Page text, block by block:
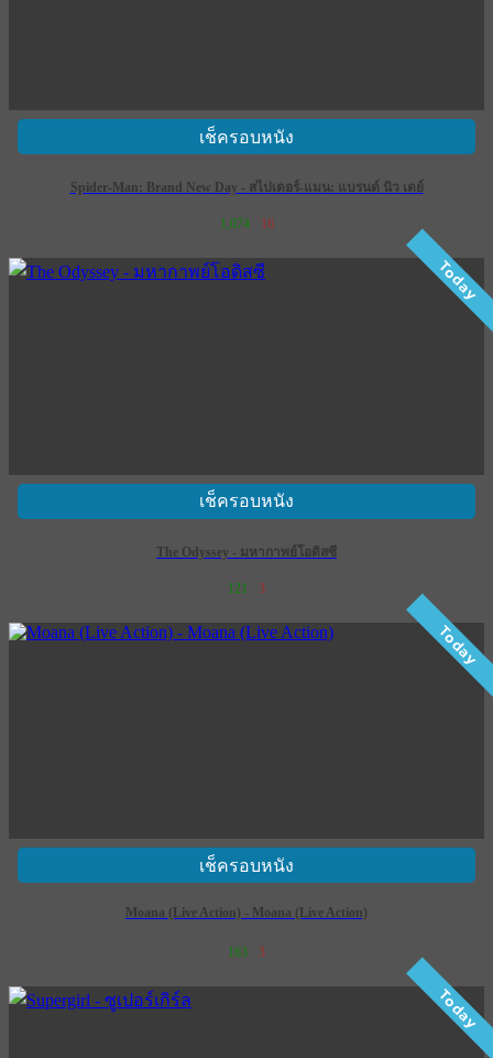
เช็ครอบหนัง
Spider-Man: Brand New Day - สไปเดอร์-แมน: แบรนด์ นิว เดย์
1,074 16
Today
เช็ครอบหนัง
The Odyssey - มหากาพย์โอดิสซี
121 3
Today
เช็ครอบหนัง
Moana (Live Action) - Moana (Live Action)
163 3
Today